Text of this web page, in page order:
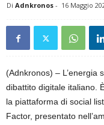
Di Adnkronos - 16 Maggio
(Adnkronos) – L’energia
dibattito digitale italiano.
la piattaforma di social
Factor, presentato